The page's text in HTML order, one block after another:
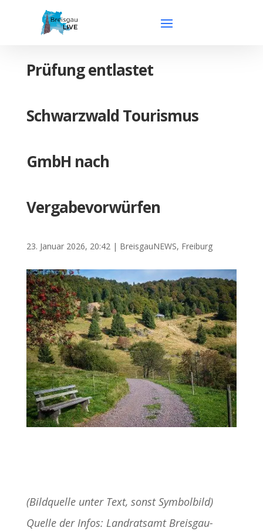
Prüfung entlastet
Schwarzwald Tourismus
GmbH nach
Vergabevorwürfen
23. Januar 2026, 20:42| BreisgauNEWS, Freiburg
(Bildquelle unter Text, sonst Symbolbild)
Quelle der Infos: Landratsamt Breisgau-